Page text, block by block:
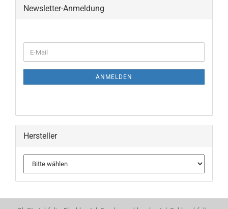
Newsletter-Anmeldung
ZUR
E-
Mail
ANMELDEN
Hersteller